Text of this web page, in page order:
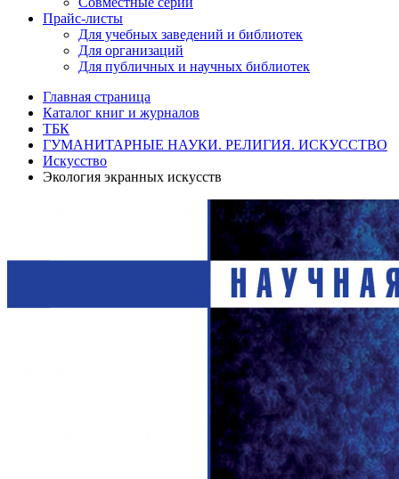
Прайс-листы
Для учебных заведений и библиотек
Для организаций
Для публичных и научных библиотек
Главная страница
Каталог книг и журналов
ТБК
ГУМАНИТАРНЫЕ НАУКИ. РЕЛИГИЯ. ИСКУССТВО
Искусство
Экология экранных искусств